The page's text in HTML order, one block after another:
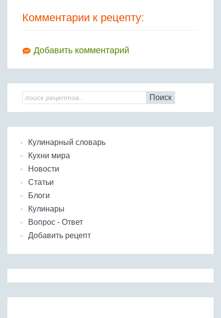
Комментарии к рецепту:
Добавить комментарий
Поиск
Кулинарный словарь
Кухни мира
Новости
Статьи
Блоги
Кулинары
Вопрос - Ответ
Добавить рецепт